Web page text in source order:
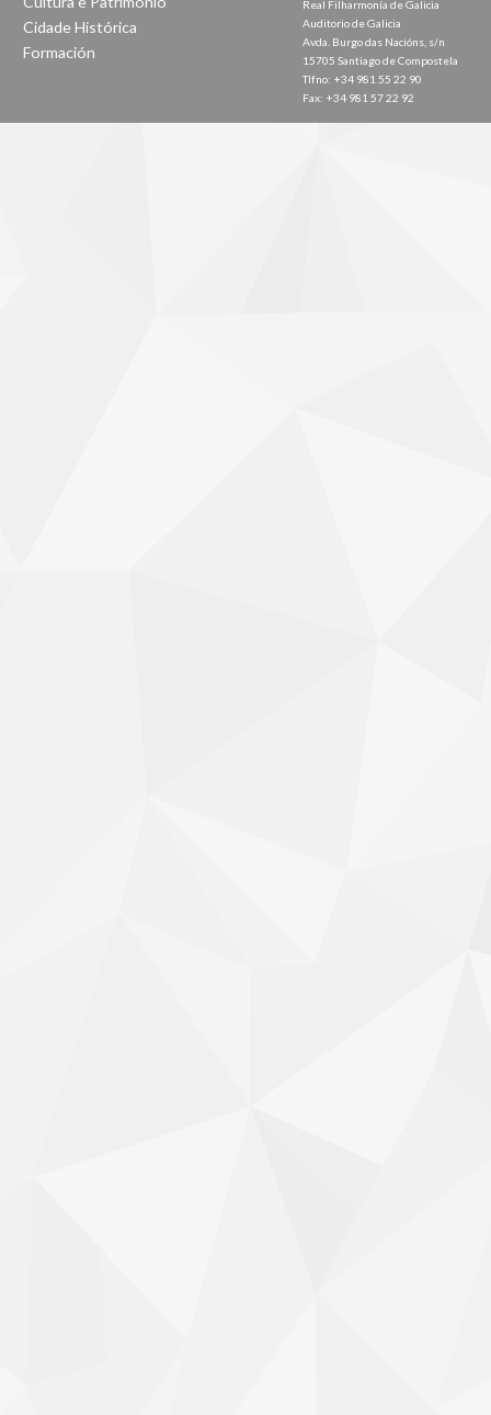
Cidade Histórica
Formación
Real Filharmonía de Galicia
Auditorio de Galicia
Avda. Burgo das Nacións, s/n
15705 Santiago de Compostela
Tlfno: +34 981 55 22 90
Fax: +34 981 57 22 92